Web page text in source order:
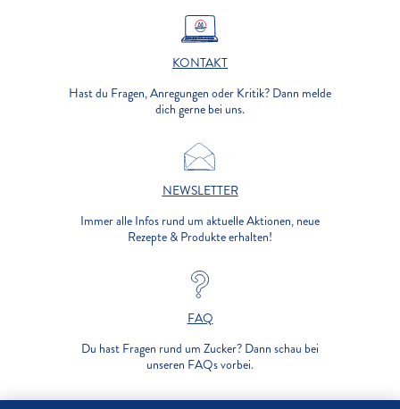
KONTAKT
Hast du Fragen, Anregungen oder Kritik? Dann melde
dich gerne bei uns.
NEWSLETTER
Immer alle Infos rund um aktuelle Aktionen, neue
Rezepte & Produkte erhalten!
FAQ
Du hast Fragen rund um Zucker? Dann schau bei
unseren FAQs vorbei.